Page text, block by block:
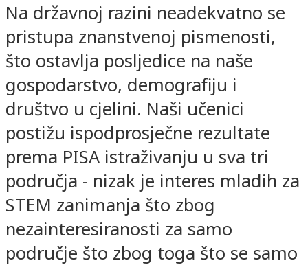
Na državnoj razini neadekvatno se
pristupa znanstvenoj pismenosti,
što ostavlja posljedice na naše
gospodarstvo, demografiju i
društvo u cjelini. Naši učenici
postižu ispodprosječne rezultate
prema PISA istraživanju u sva tri
područja - nizak je interes mladih za
STEM zanimanja što zbog
nezainteresiranosti za samo
područje što zbog toga što se samo